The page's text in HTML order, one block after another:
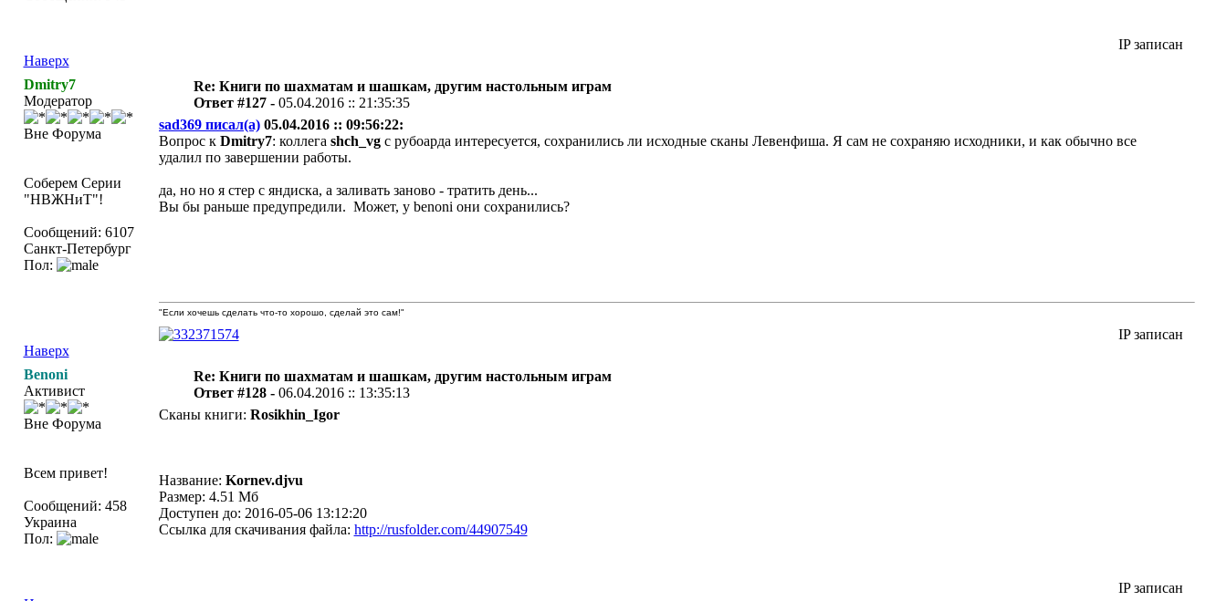
Наверх
IP записан
Dmitry7
Модератор
Вне Форума
Соберем Серии
"НВЖНиТ"!
Сообщений: 6107
Санкт-Петербург
Пол:
Re: Книги по шахматам и шашкам, другим настольным играм
Ответ #127 - 05.04.2016 :: 21:35:35
sad369 писал(а)05.04.2016 :: 09:56:22:
Вопрос к Dmitry7: коллега shch_vgс рубоарда интересуется, сохранились ли исходные сканы Левенфиша. Я сам не сохраняю исходники, и как обычно все
удалил по завершении работы.
да, но но я стер с яндиска, а заливать заново - тратить день...
Вы бы раньше предупредили. Может, у benoni они сохранились?
Наверх
"Если хочешь сделать что-то хорошо, сделай это сам!"
IP записан
Benoni
Активист
Вне Форума
Всем привет!
Сообщений: 458
Украина
Пол:
Re: Книги по шахматам и шашкам, другим настольным играм
Ответ #128 - 06.04.2016 :: 13:35:13
Сканы книги: Rosikhin_Igor
Название: Kornev.djvu
Размер: 4.51 Мб
Доступен до: 2016-05-06 13:12:20
Ссылка для скачивания файла: http://rusfolder.com/44907549
IP записан